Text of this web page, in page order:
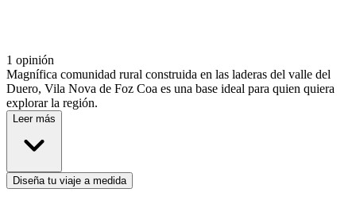
1 opinión
Magnífica comunidad rural construida en las laderas del valle del
Duero, Vila Nova de Foz Coa es una base ideal para quien quiera
explorar la región.
Leer más
Diseña tu viaje a medida